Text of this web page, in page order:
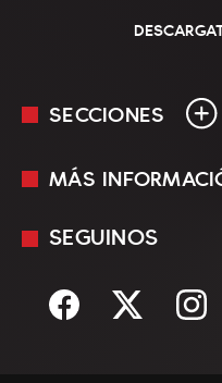
SECCIONES
En Vivo
Sociedad
MÁS
Mediakit
Términos y condiciones
SEGUINOS